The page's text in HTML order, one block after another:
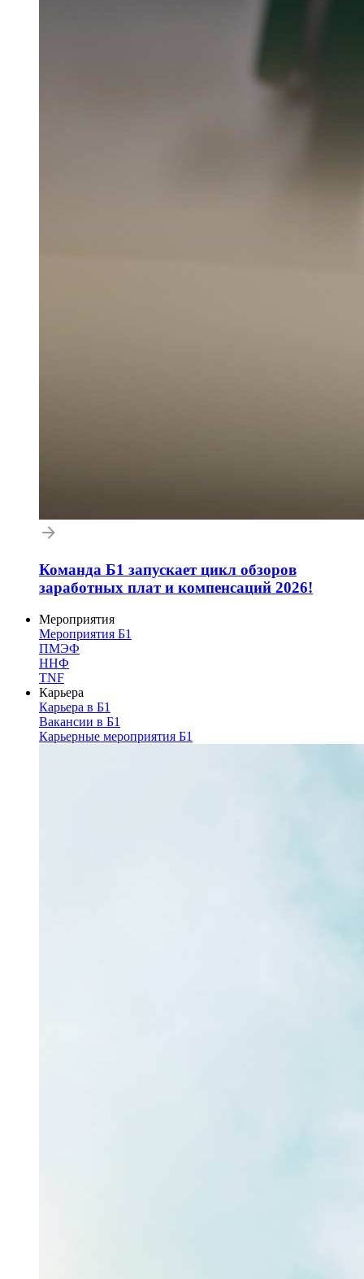
Команда Б1 запускает цикл обзоров
заработных плат и компенсаций 2026!
Мероприятия
Мероприятия Б1
ПМЭФ
ННФ
TNF
Карьера
Карьера в Б1
Вакансии в Б1
Карьерные мероприятия Б1